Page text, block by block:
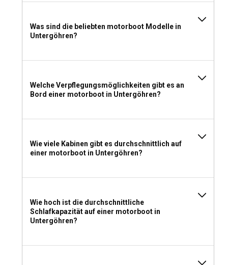
Was sind die beliebten motorboot Modelle in
Untergöhren?
Welche Verpflegungsmöglichkeiten gibt es an
Bord einer motorboot in Untergöhren?
Wie viele Kabinen gibt es durchschnittlich auf
einer motorboot in Untergöhren?
Wie hoch ist die durchschnittliche
Schlafkapazität auf einer motorboot in
Untergöhren?